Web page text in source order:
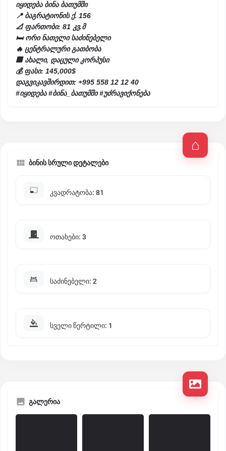
იყიდება ბინა ბათუმში
📍 ბაგრატიონის ქ. 156
📐 ფართობი: 81 კვ.მ
🛏 ორი ნათელი საძინებელი
🔥 ცენტრალური გათბობა
🏢 ახალი, დაცული კორპუსი
💰 ფასი: 145,000$
დაგვიკავშირდით: +995 558 12 12 40
#იყიდება #ბინა_ბათუმში #უძრავიქონება
ბინის სრული დეტალები
კვადრატობა: 81
ოთახები: 3
საძინებელი: 2
სველი წერტილი: 1
გალერია